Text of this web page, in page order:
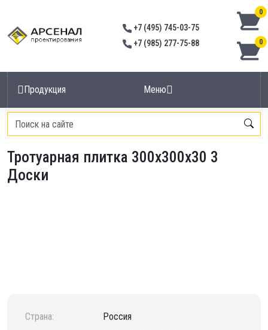
+7 (495) 745-03-75
+7 (985) 277-75-88
0
0
Продукция Меню
Главная Тротуарная плитка Тротуарная плитка 300х300х30 3 Доски
Тротуарная плитка 300х300х30 3
Доски
Страна: Россия